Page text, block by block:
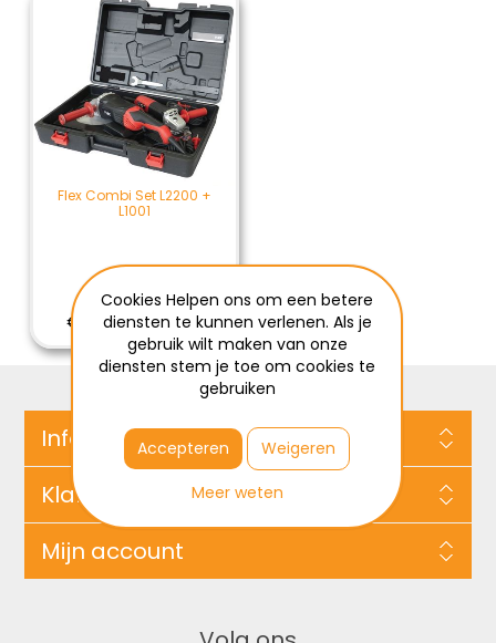
Flex Combi Set L2200 +
L1001
€209,00 / ST
€209,00 Excl BTW
Informatie
Klantenservice
Mijn account
Cookies Helpen ons om een betere
diensten te kunnen verlenen. Als je
gebruik wilt maken van onze
diensten stem je toe om cookies te
gebruiken
Accepteren
Weigeren
Meer weten